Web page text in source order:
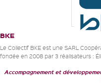
BKE
Le Collectif BKE est une SARL
fondée en 2008 par 3 réalisateurs :
Accompagnement et